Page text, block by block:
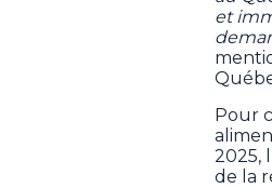
et
Pour
2025,
de la